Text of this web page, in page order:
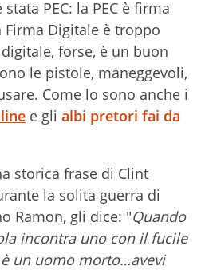
PEC: la PEC è firma
Digitale è troppo
forse, è un buon
le pistole, maneggevoli,
Come lo sono anche i
e gli albi pretori fai da
storica frase di Clint
la solita guerra di
Ramon, gli dice: "Quando
incontra uno con il fucile
un uomo morto…avevi